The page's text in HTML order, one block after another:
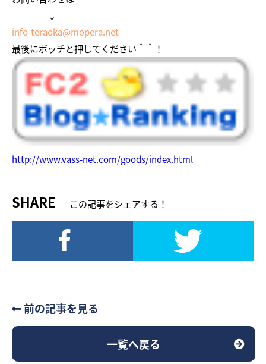
↓
info-teraoka@mopera.net
最後にポッチと押してください＾＾！
http://www.vass-net.com/goods/index.html
SHARE この記事をシェアする！
前の記事を見る
一覧へ戻る